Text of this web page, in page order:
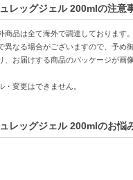
エキスやアルニカエキスなど
ティケアにも適した安心感のあ
やだるさを感じる方
ェルをお探しの方
レッグジェル 200mlの注意
品は全て海外で調達しております
なる場合がございますので、予め御
お届けする商品のパッケージが画
変更はできません。
レッグジェル 200mlのお悩